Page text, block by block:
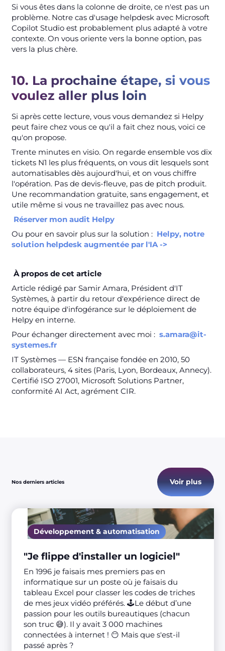
Si vous êtes dans la colonne de droite, ce n'est pas un
problème. Notre cas d'usage helpdesk avec Microsoft
Copilot Studio est probablement plus adapté à votre
contexte. On vous oriente vers la bonne option, pas
vers la plus chère.
10. La prochaine étape, si vous
voulez aller plus loin
Si après cette lecture, vous vous demandez si Helpy
peut faire chez vous ce qu'il a fait chez nous, voici ce
qu'on propose.
Trente minutes en visio. On regarde ensemble vos dix
tickets N1 les plus fréquents, on vous dit lesquels sont
automatisables dès aujourd'hui, et on vous chiffre
l'opération. Pas de devis-fleuve, pas de pitch produit.
Une recommandation gratuite, sans engagement, et
utile même si vous ne travaillez pas avec nous.
Réserver mon audit Helpy
Ou pour en savoir plus sur la solution : Helpy, notre
solution helpdesk augmentée par l'IA ->
À propos de cet article
Article rédigé par Samir Amara, Président d'IT
Systèmes, à partir du retour d'expérience direct de
notre équipe d'infogérance sur le déploiement de
Helpy en interne.
Pour échanger directement avec moi : s.amara@it-
systemes.fr
IT Systèmes — ESN française fondée en 2010, 50
collaborateurs, 4 sites (Paris, Lyon, Bordeaux, Annecy).
Certifié ISO 27001, Microsoft Solutions Partner,
conformité AI Act, agrément CIR.
Nos derniers articles Voir plus
Développement & automatisation
"Je flippe d'installer un logiciel"
En 1996 je faisais mes premiers pas en
informatique sur un poste où je faisais du
tableau Excel pour classer les codes de triches
de mes jeux vidéo préférés. 🕹️Le début d’une
passion pour les outils bureautiques (chacun
son truc 😅). Il y avait 3 000 machines
connectées à internet ! 😶 Mais que s'est-il
passé après ?